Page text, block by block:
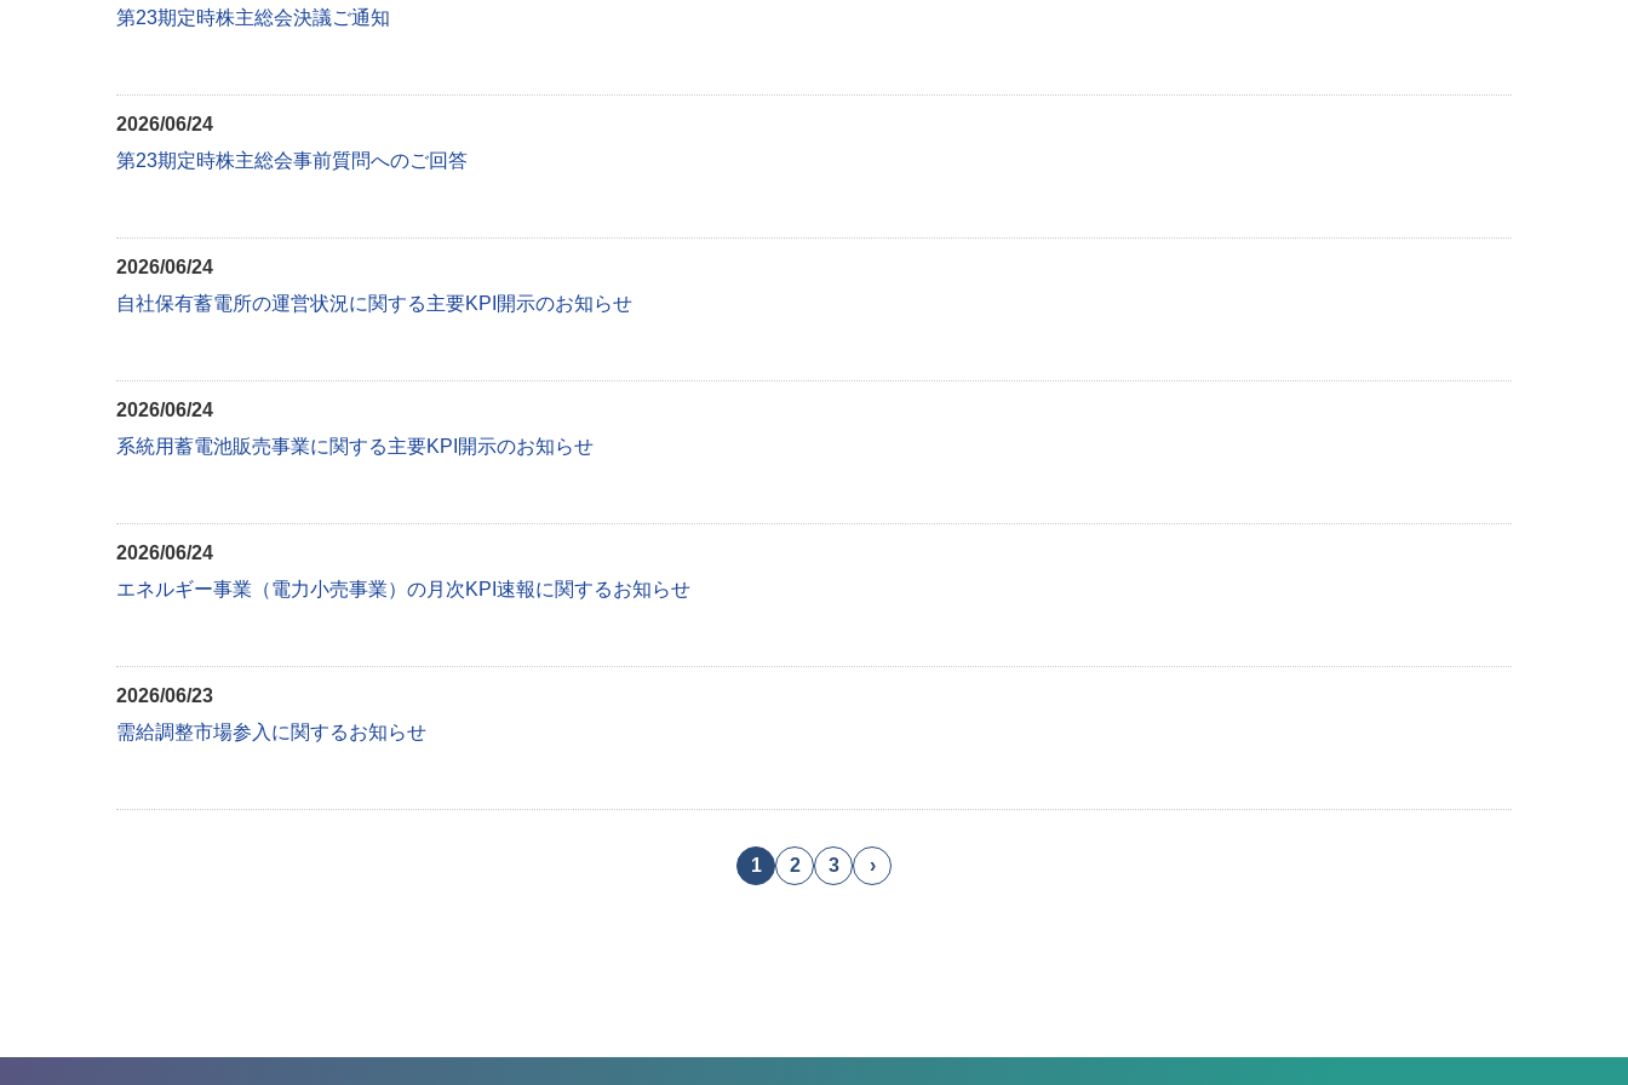
第23期定時株主総会決議ご通知
2026/06/24
第23期定時株主総会事前質問へのご回答
2026/06/24
自社保有蓄電所の運営状況に関する主要KPI開示のお知らせ
2026/06/24
系統用蓄電池販売事業に関する主要KPI開示のお知らせ
2026/06/24
エネルギー事業（電力小売事業）の月次KPI速報に関するお知らせ
2026/06/23
需給調整市場参入に関するお知らせ
1 2 3 ›